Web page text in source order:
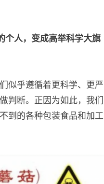
个人，变成高举科学大旗
似乎遵循着更科学、更严
判断。正因为如此，我们
到的各种包装食品和加工